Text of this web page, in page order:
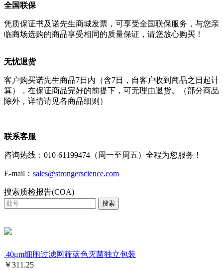
全国联保
凭质保证书及诺先生商城发票，可享受全国联保服务，与您亲
临商场选购的商品享受相同的质量保证，请您放心购买！
无忧退货
客户购买诺先生商品7日内（含7日，自客户收到商品之日起计
算），在保证商品完好的前提下，可无理由退货。（部分商品
除外，详情请见各商品细则）
联系客服
咨询热线：010-61199474（周一至周五）全程为您服务！
E-mail： sales@strongerscience.com
搜索质检报告(COA)
搜索
40μm细胞过滤网筛蓝色灭菌独立包装
￥311.25